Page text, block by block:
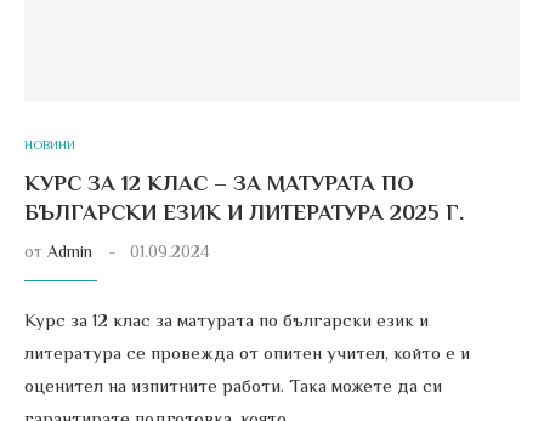
НОВИНИ
КУРС ЗА 12 КЛАС – ЗА МАТУРАТА ПО
БЪЛГАРСКИ ЕЗИК И ЛИТЕРАТУРА 2025 Г.
от Admin 01.09.2024
Курс за 12 клас за матурата по български език и
литература се провежда от опитен учител, който е и
оценител на изпитните работи. Така можете да си